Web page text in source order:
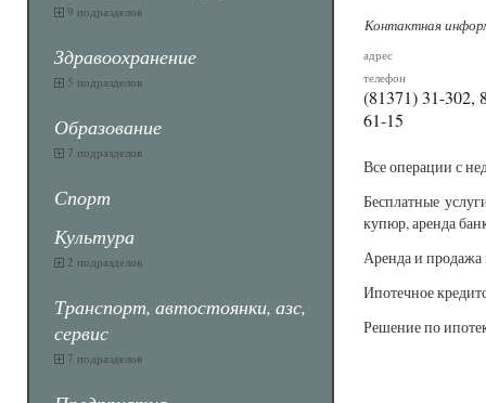
9 подразделов
Здравоохранение
5 подразделов
Образование
7 подразделов
Спорт
Культура
2 подразделов
Транспорт, автостоянки, азс,
сервис
7 подразделов
Контактная
адрес
телефон
(81371) 31-302,
61-15
Все операции с
Бесплатные
купюр, аренда
Аренда и
Ипотечное
Решение по